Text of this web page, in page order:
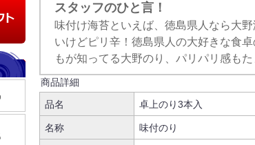
スタッフのひと言！
味付け海苔といえば、徳島県人なら大
いけどピリ辛！徳島県人の大好きな食
もが知ってる大野のり、パリパリ感も
商品詳細
品名
卓上のり3本入
名称 味付のり